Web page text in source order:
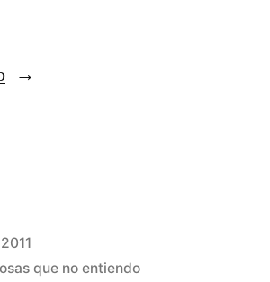
«La
que no entiendo